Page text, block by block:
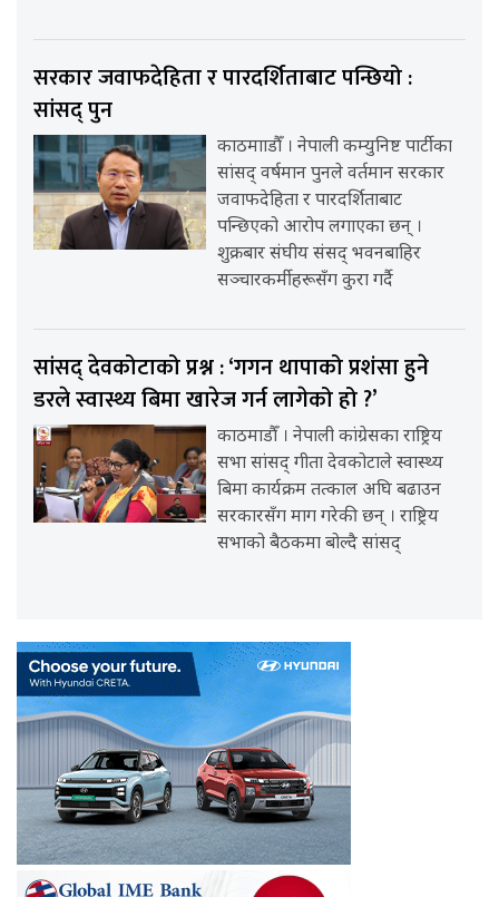
सरकार जवाफदेहिता र पारदर्शिताबाट पन्छियो :
सांसद् पुन
काठमााडौँ । नेपाली कम्युनिष्ट पार्टीका
सांसद् वर्षमान पुनले वर्तमान सरकार
जवाफदेहिता र पारदर्शिताबाट
पन्छिएको आरोप लगाएका छन् ।
शुक्रबार संघीय संसद् भवनबाहिर
सञ्चारकर्मीहरूसँग कुरा गर्दै
सांसद् देवकोटाको प्रश्न : ‘गगन थापाको प्रशंसा हुने
डरले स्वास्थ्य बिमा खारेज गर्न लागेको हो ?’
काठमाडौँ । नेपाली कांग्रेसका राष्ट्रिय
सभा सांसद् गीता देवकोटाले स्वास्थ्य
बिमा कार्यक्रम तत्काल अघि बढाउन
सरकारसँग माग गरेकी छन् । राष्ट्रिय
सभाको बैठकमा बोल्दै सांसद्